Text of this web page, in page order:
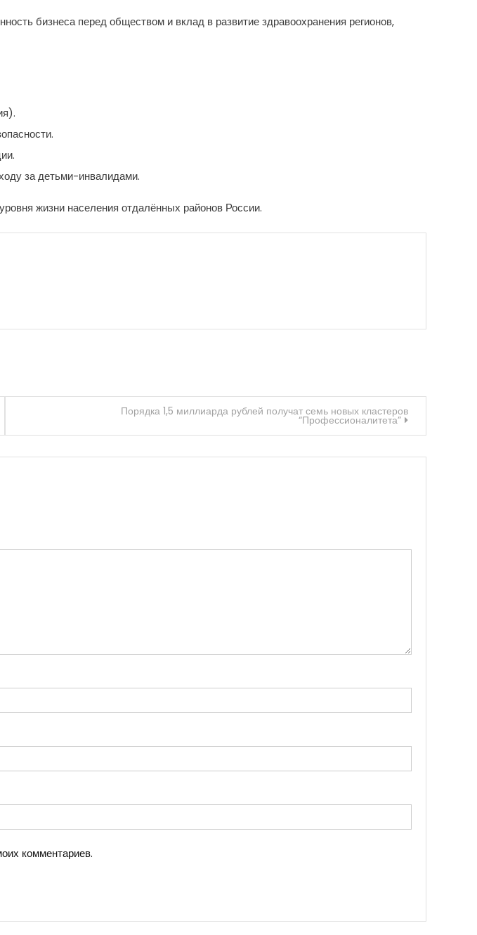
бизнеса перед обществом и вклад в развитие здравоохранения регионов,
за детьми-инвалидами.
жизни населения отдалённых районов России.
Порядка 1,5 миллиарда рублей получат семь новых кластеров
“Профессионалитета”
комментариев.